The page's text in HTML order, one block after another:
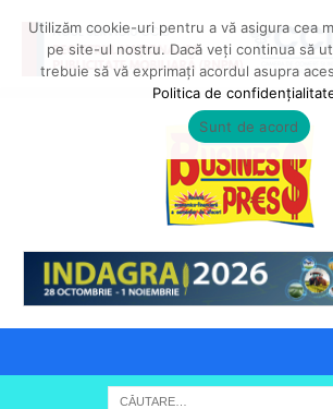
Utilizăm cookie-uri pentru a vă asigura cea
pe site-ul nostru. Dacă veți continua să
trebuie să vă exprimați acordul asupra
Politica de
Sunt de acord